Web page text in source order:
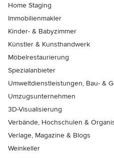
Home Staging
Immobilienmakler
Kinder- & Babyzimmer
Künstler & Kunsthandwerk
Möbelrestaurierung
Spezialanbieter
Umweltdienstleistungen, Bau- &
Umzugsunternehmen
3D-Visualisierung
Verbände, Hochschulen &
Verlage, Magazine & Blogs
Weinkeller